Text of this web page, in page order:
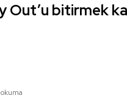
Out’u bitirmek